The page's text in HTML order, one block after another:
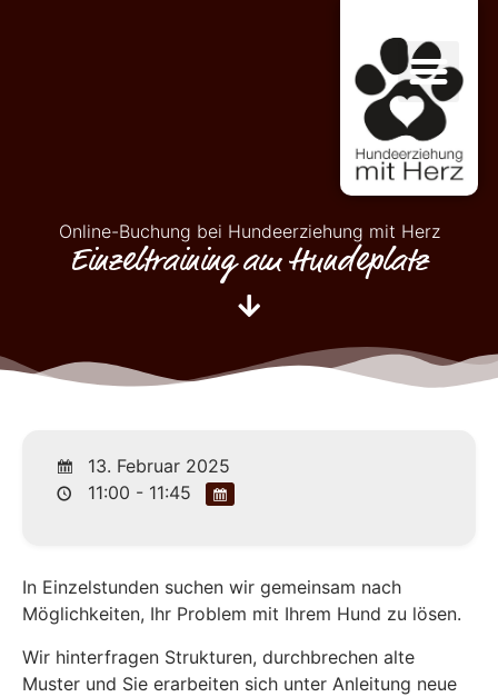
Online-Buchung bei Hundeerziehung mit Herz
Einzeltraining am Hundeplatz
13. Februar 2025
11:00 - 11:45
In Einzelstunden suchen wir gemeinsam nach
Möglichkeiten, Ihr Problem mit Ihrem Hund zu lösen.
Wir hinterfragen Strukturen, durchbrechen alte
Muster und Sie erarbeiten sich unter Anleitung neue